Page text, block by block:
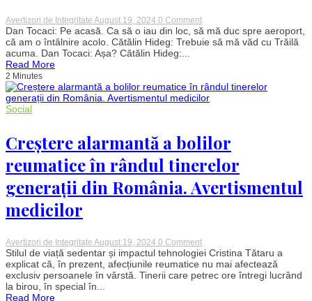
Avertizori de Integritate August 19, 2024 0 Commenton
Culisele
Statului
mafiei
coldiste
„optimizări”
Dan Tocaci: Pe acasă. Ca să o iau din loc, să mă duc spre aeroport,
că am o întâlnire acolo. Cătălin Hideg: Trebuie să mă văd cu Trăilă
acuma. Dan Tocaci: Așa? Cătălin Hideg:...
Read More
2 Minutes
Social
Creștere alarmantă a bolilor
reumatice în rândul tinerelor
generații din România. Avertismentul
medicilor
Avertizori de Integritate August 19, 2024 0 Commenton
Creștere
alarmantă
a
bolilor
Stilul de viață sedentar și impactul tehnologiei Cristina Tătaru a
explicat că, în prezent, afecțiunile reumatice nu mai afectează
exclusiv persoanele în vârstă. Tinerii care petrec ore întregi lucrând
la birou, în special în...
Read More